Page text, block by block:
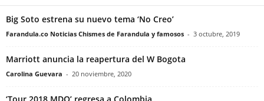
Big Soto estrena su nuevo tema ‘No Creo’
Farandula.co Noticias Chismes de Farandula y famosos - 3 octubre, 2019
Marriott anuncia la reapertura del W Bogota
Carolina Guevara - 20 noviembre, 2020